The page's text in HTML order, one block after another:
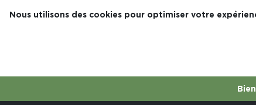
Nous utilisons des cookies pour optimiser votre